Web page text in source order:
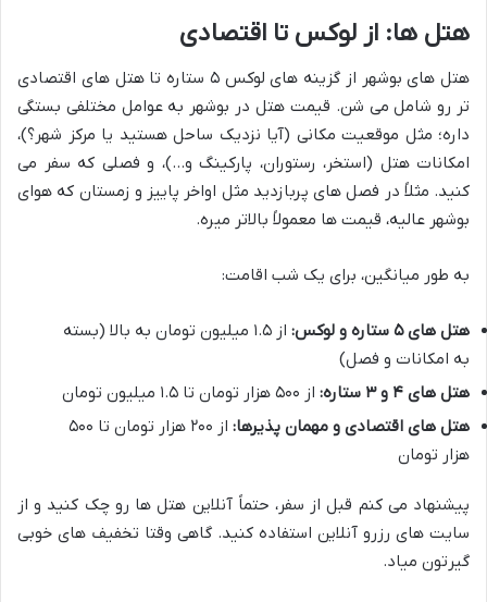
هتل ها: از لوکس تا اقتصادی
هتل های بوشهر از گزینه های لوکس ۵ ستاره تا هتل های اقتصادی
تر رو شامل می شن. قیمت هتل در بوشهر به عوامل مختلفی بستگی
داره؛ مثل موقعیت مکانی (آیا نزدیک ساحل هستید یا مرکز شهر؟)،
امکانات هتل (استخر، رستوران، پارکینگ و…)، و فصلی که سفر می
کنید. مثلاً در فصل های پربازدید مثل اواخر پاییز و زمستان که هوای
بوشهر عالیه، قیمت ها معمولاً بالاتر میره.
به طور میانگین، برای یک شب اقامت:
هتل های ۵ ستاره و لوکس:
از ۱.۵ میلیون تومان به بالا (بسته
به امکانات و فصل)
هتل های ۴ و ۳ ستاره:
از ۵۰۰ هزار تومان تا ۱.۵ میلیون تومان
هتل های اقتصادی و مهمان پذیرها:
از ۲۰۰ هزار تومان تا ۵۰۰
هزار تومان
پیشنهاد می کنم قبل از سفر، حتماً آنلاین هتل ها رو چک کنید و از
سایت های رزرو آنلاین استفاده کنید. گاهی وقتا تخفیف های خوبی
گیرتون میاد.